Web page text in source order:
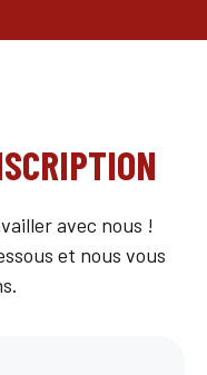
avec nous !
et nous vous